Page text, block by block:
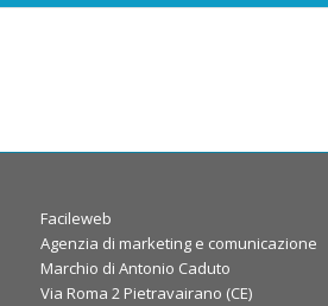
Facileweb
Agenzia di marketing e comunicazione
Marchio di Antonio Caduto
Via Roma 2 Pietravairano (CE)